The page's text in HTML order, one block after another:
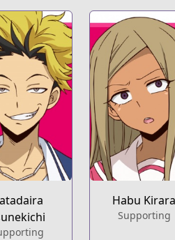
Habu Kirara
Supporting